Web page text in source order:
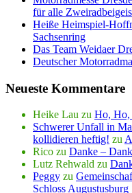
für alle
Heiße Heimspiel-
Sachsenring
Das Team Weidaer
Deutscher
Neueste Kommentare
Heike Lau zu Ho, Ho,
Schwerer Unfall in
kollidieren heftig! zu
Rico zu Danke –
Lutz Rehwald zu
Peggy zu
Schloss Augustusburg